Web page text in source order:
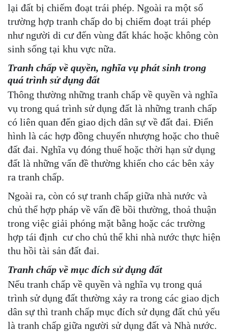
lại đất bị chiếm đoạt trái phép. Ngoài ra một số
trường hợp tranh chấp do bị chiếm đoạt trái phép
như người di cư đến vùng đất khác hoặc không còn
sinh sống tại khu vực nữa.
Tranh chấp về quyền, nghĩa vụ phát sinh trong
quá trình sử dụng đất
Thông thường những tranh chấp về quyền và nghĩa
vụ trong quá trình sử dụng đất là những tranh chấp
có liên quan đến giao dịch dân sự về đất đai. Điển
hình là các hợp đồng chuyển nhượng hoặc cho thuê
đất đai. Nghĩa vụ đóng thuế hoặc thời hạn sử dụng
đất là những vấn đề thường khiến cho các bên xảy
ra tranh chấp.
Ngoài ra, còn có sự tranh chấp giữa nhà nước và
chủ thể hợp pháp về vấn đề bồi thường, thoả thuận
trong việc giải phóng mặt bằng hoặc các trường
hợp tái định cư cho chủ thể khi nhà nước thực hiện
thu hồi tài sản đất đai.
Tranh chấp về mục đích sử dụng đất
Nếu tranh chấp về quyền và nghĩa vụ trong quá
trình sử dụng đất thường xảy ra trong các giao dịch
dân sự thì tranh chấp mục đích sử dụng đất chủ yếu
là tranh chấp giữa người sử dụng đất và Nhà nước.